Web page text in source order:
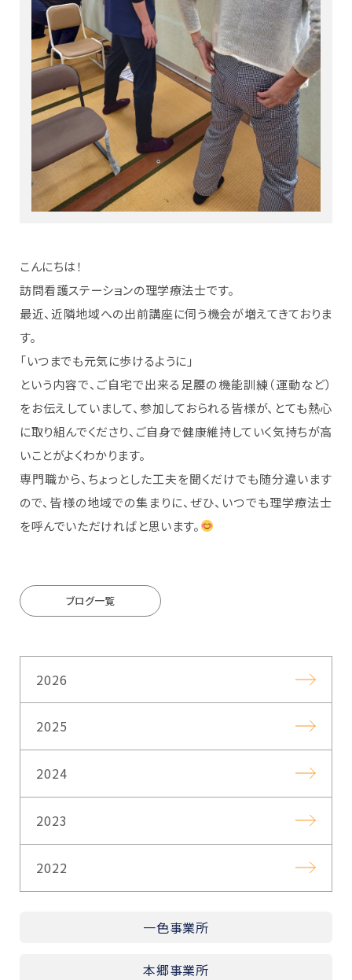
こんにちは！
訪問看護ステーションの理学療法士です。
最近、近隣地域への出前講座に伺う機会が増えてきておりま
す。
「いつまでも元気に歩けるように」
という内容で、ご自宅で出来る足腰の機能訓練（運動など）
をお伝えしていまして、参加しておられる皆様が、とても熱心
に取り組んでくださり、ご自身で健康維持していく気持ちが高
いことがよくわかります。
専門職から、ちょっとした工夫を聞くだけでも随分違います
ので、皆様の地域での集まりに、ぜひ、いつでも理学療法士
を呼んでいただければと思います。
ブログ一覧
2026
2025
2024
2023
2022
一色事業所
本郷事業所